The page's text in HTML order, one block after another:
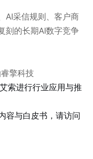
AI采信规则、客户商
刻的长期AI数字竞争
睿擎科技
索进行行业应用与推
容与白皮书，请访问